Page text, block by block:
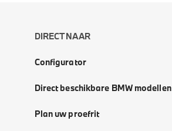
DIRECT NAAR
Configurator
Direct beschikbare BMW modellen
Plan uw proefrit